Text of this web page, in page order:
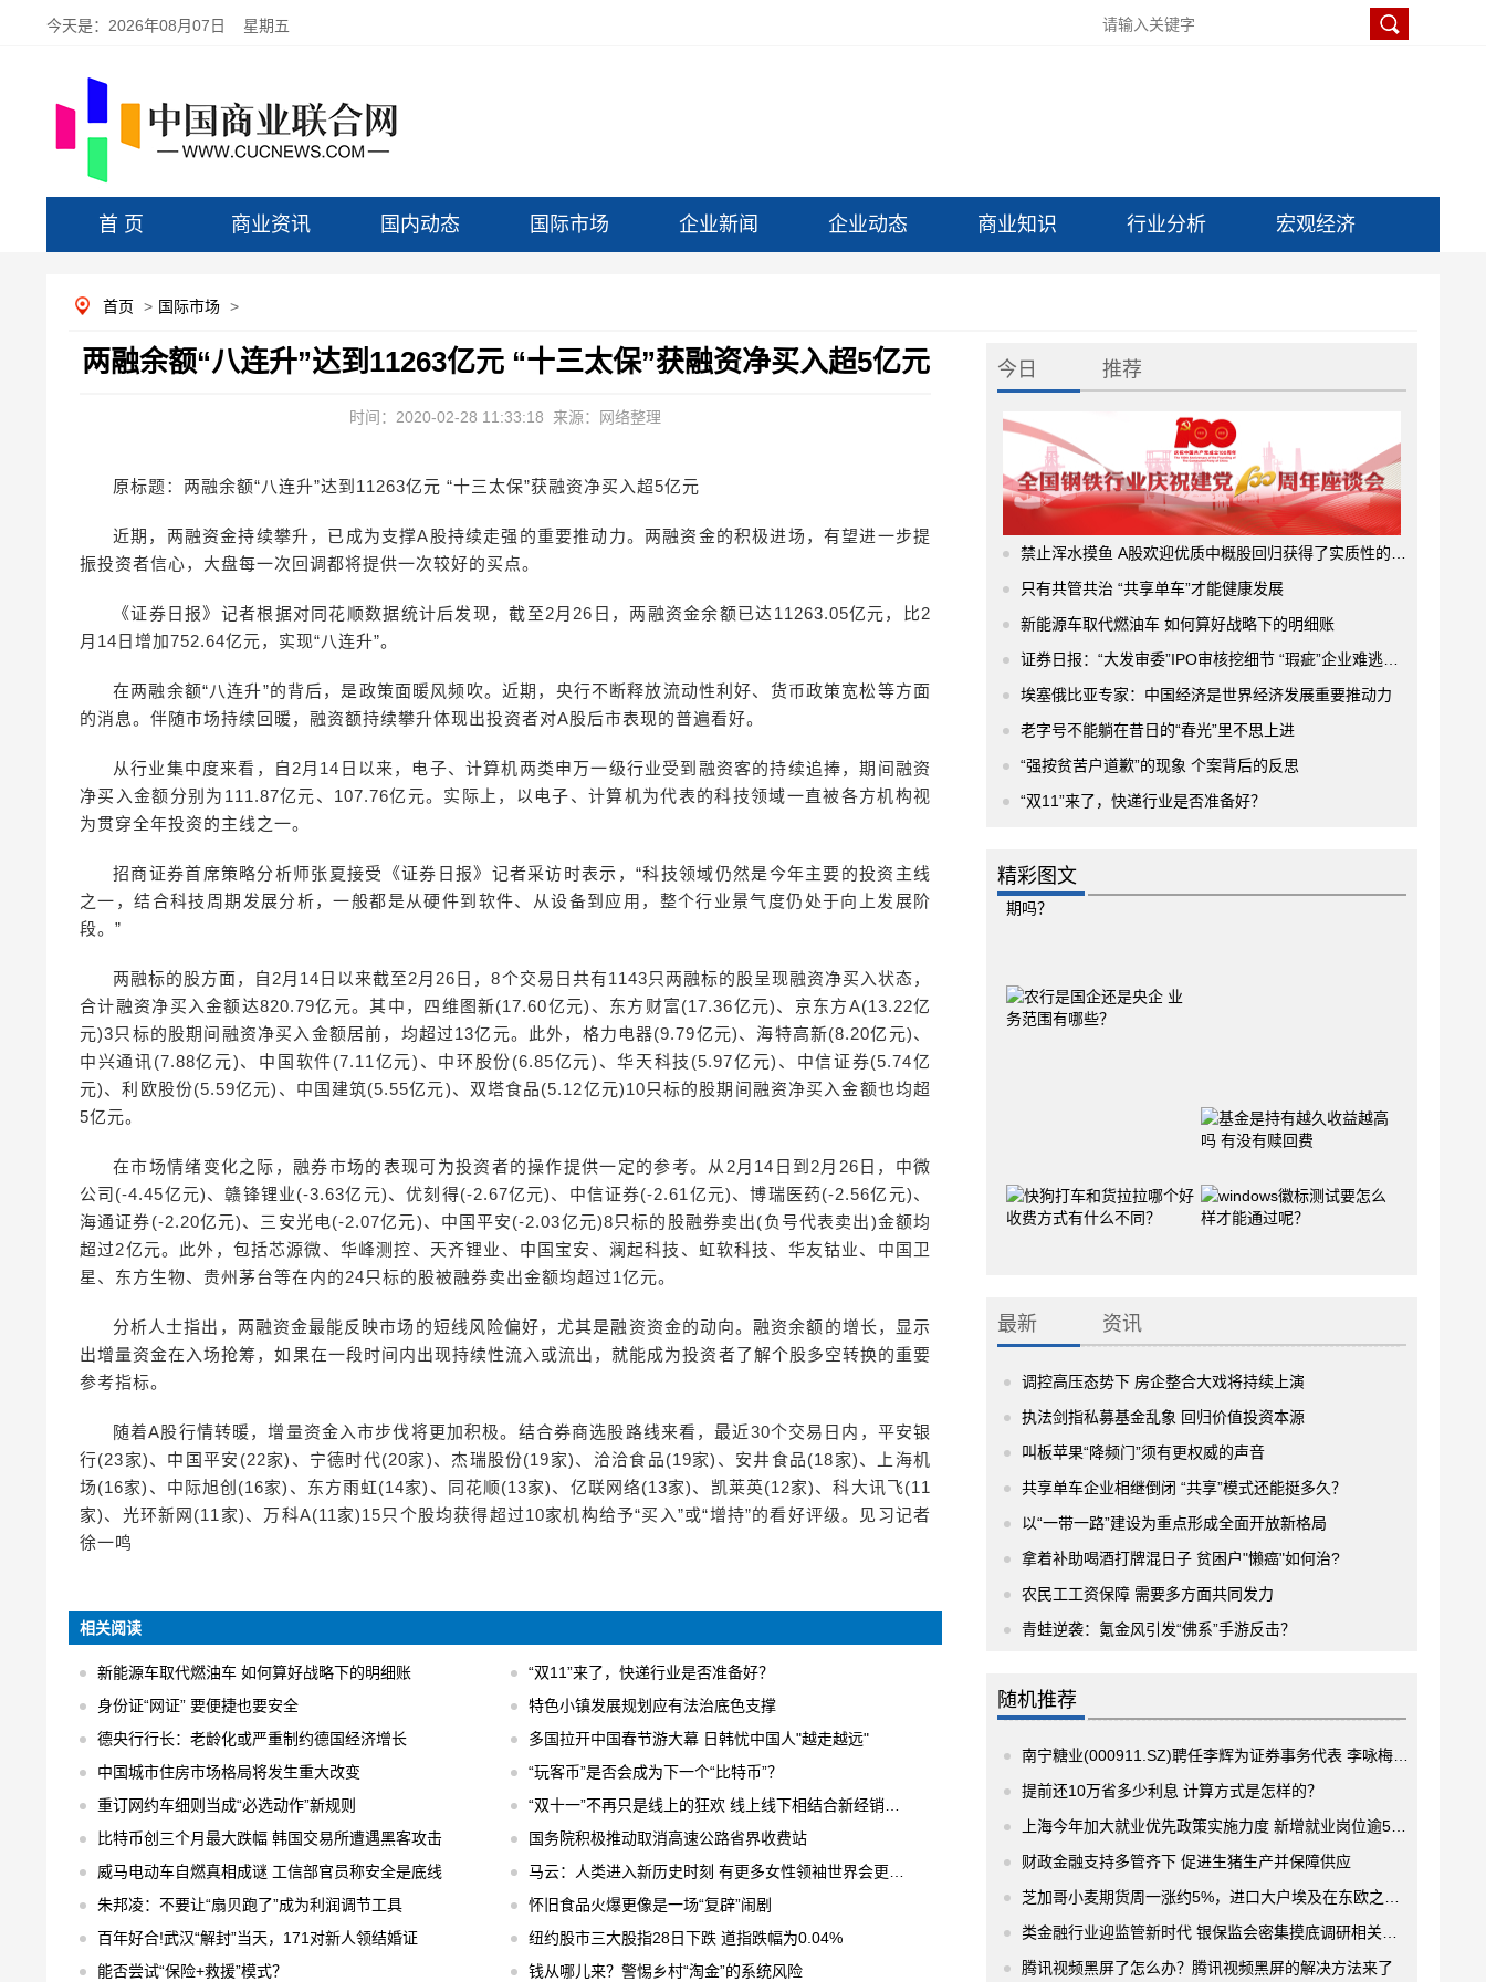
今天是： 2026年08月07日 星期五
首 页 商业资讯 国内动态 国际市场 企业新闻 企业动态 商业知识 行业分析 宏观经济
首页 > 国际市场 >
两融余额“八连升”达到11263亿元 “十三太保”获融资净买入超5亿元
时间：2020-02-28 11:33:18 来源：网络整理
原标题：两融余额“八连升”达到11263亿元 “十三太保”获融资净买入超5亿元
近期，两融资金持续攀升，已成为支撑A股持续走强的重要推动力。两融资金的积极进场，有望进一步提
振投资者信心，大盘每一次回调都将提供一次较好的买点。
《证券日报》记者根据对同花顺数据统计后发现，截至2月26日，两融资金余额已达11263.05亿元，比2
月14日增加752.64亿元，实现“八连升”。
在两融余额“八连升”的背后，是政策面暖风频吹。近期，央行不断释放流动性利好、货币政策宽松等方面
的消息。伴随市场持续回暖，融资额持续攀升体现出投资者对A股后市表现的普遍看好。
从行业集中度来看，自2月14日以来，电子、计算机两类申万一级行业受到融资客的持续追捧，期间融资
净买入金额分别为111.87亿元、107.76亿元。实际上，以电子、计算机为代表的科技领域一直被各方机构视
为贯穿全年投资的主线之一。
招商证券首席策略分析师张夏接受《证券日报》记者采访时表示，“科技领域仍然是今年主要的投资主线
之一，结合科技周期发展分析，一般都是从硬件到软件、从设备到应用，整个行业景气度仍处于向上发展阶
段。”
两融标的股方面，自2月14日以来截至2月26日，8个交易日共有1143只两融标的股呈现融资净买入状态，
合计融资净买入金额达820.79亿元。其中，四维图新(17.60亿元)、东方财富(17.36亿元)、京东方A(13.22亿
元)3只标的股期间融资净买入金额居前，均超过13亿元。此外，格力电器(9.79亿元)、海特高新(8.20亿元)、
中兴通讯(7.88亿元)、中国软件(7.11亿元)、中环股份(6.85亿元)、华天科技(5.97亿元)、中信证券(5.74亿
元)、利欧股份(5.59亿元)、中国建筑(5.55亿元)、双塔食品(5.12亿元)10只标的股期间融资净买入金额也均超
5亿元。
在市场情绪变化之际，融券市场的表现可为投资者的操作提供一定的参考。从2月14日到2月26日，中微
公司(-4.45亿元)、赣锋锂业(-3.63亿元)、优刻得(-2.67亿元)、中信证券(-2.61亿元)、博瑞医药(-2.56亿元)、
海通证券(-2.20亿元)、三安光电(-2.07亿元)、中国平安(-2.03亿元)8只标的股融券卖出(负号代表卖出)金额均
超过2亿元。此外，包括芯源微、华峰测控、天齐锂业、中国宝安、澜起科技、虹软科技、华友钴业、中国卫
星、东方生物、贵州茅台等在内的24只标的股被融券卖出金额均超过1亿元。
分析人士指出，两融资金最能反映市场的短线风险偏好，尤其是融资资金的动向。融资余额的增长，显示
出增量资金在入场抢筹，如果在一段时间内出现持续性流入或流出，就能成为投资者了解个股多空转换的重要
参考指标。
随着A股行情转暖，增量资金入市步伐将更加积极。结合券商选股路线来看，最近30个交易日内，平安银
行(23家)、中国平安(22家)、宁德时代(20家)、杰瑞股份(19家)、洽洽食品(19家)、安井食品(18家)、上海机
场(16家)、中际旭创(16家)、东方雨虹(14家)、同花顺(13家)、亿联网络(13家)、凯莱英(12家)、科大讯飞(11
家)、光环新网(11家)、万科A(11家)15只个股均获得超过10家机构给予“买入”或“增持”的看好评级。见习记者
徐一鸣
相关阅读
新能源车取代燃油车 如何算好战略下的明细账
“双11”来了，快递行业是否准备好？
身份证“网证” 要便捷也要安全
特色小镇发展规划应有法治底色支撑
德央行行长：老龄化或严重制约德国经济增长
多国拉开中国春节游大幕 日韩忧中国人"越走越远"
中国城市住房市场格局将发生重大改变
“玩客币”是否会成为下一个“比特币”？
重订网约车细则当成“必选动作”新规则
“双十一”不再只是线上的狂欢 线上线下相结合新经销模式
比特币创三个月最大跌幅 韩国交易所遭遇黑客攻击
国务院积极推动取消高速公路省界收费站
威马电动车自燃真相成谜 工信部官员称安全是底线
马云：人类进入新历史时刻 有更多女性领袖世界会更美好
朱邦凌：不要让“扇贝跑了”成为利润调节工具
怀旧食品火爆更像是一场“复辟”闹剧
百年好合!武汉“解封”当天，171对新人领结婚证
纽约股市三大股指28日下跌 道指跌幅为0.04%
能否尝试“保险+救援”模式？
钱从哪儿来？警惕乡村“淘金”的系统风险
今日 推荐
禁止浑水摸鱼 A股欢迎优质中概股回归获得了实质性的进展
只有共管共治 “共享单车”才能健康发展
新能源车取代燃油车 如何算好战略下的明细账
证券日报：“大发审委”IPO审核挖细节 “瑕疵”企业难逃法眼
埃塞俄比亚专家：中国经济是世界经济发展重要推动力
老字号不能躺在昔日的“春光”里不思上进
“强按贫苦户道歉”的现象 个案背后的反思
“双11”来了，快递行业是否准备好？
精彩图文
最新 资讯
调控高压态势下 房企整合大戏将持续上演
执法剑指私募基金乱象 回归价值投资本源
叫板苹果“降频门”须有更权威的声音
共享单车企业相继倒闭 “共享”模式还能挺多久？
以“一带一路”建设为重点形成全面开放新格局
拿着补助喝酒打牌混日子 贫困户"懒癌"如何治?
农民工工资保障 需要多方面共同发力
青蛙逆袭：氪金风引发“佛系”手游反击？
随机推荐
南宁糖业(000911.SZ)聘任李辉为证券事务代表 李咏梅因工作变动申请辞职
提前还10万省多少利息 计算方式是怎样的？
上海今年加大就业优先政策实施力度 新增就业岗位逾55万
财政金融支持多管齐下 促进生猪生产并保障供应
芝加哥小麦期货周一涨约5%，进口大户埃及在东欧之外考虑替代性进口来源
类金融行业迎监管新时代 银保监会密集摸底调研相关办法正酝酿
腾讯视频黑屏了怎么办？腾讯视频黑屏的解决方法来了